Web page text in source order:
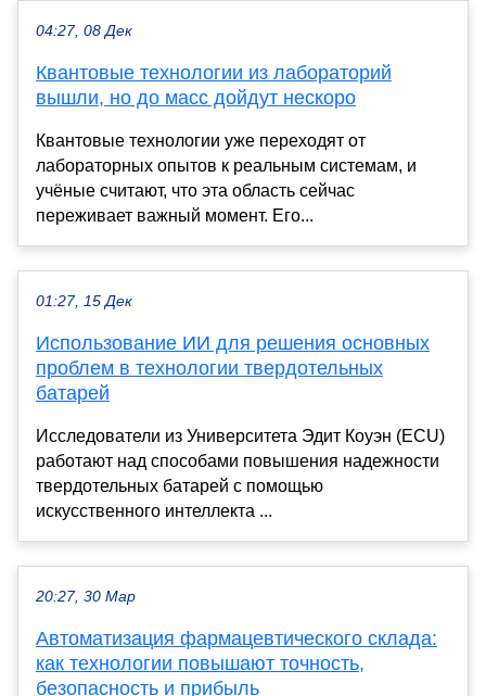
04:27, 08 Дек
Квантовые технологии из лабораторий
вышли, но до масс дойдут нескоро
Квантовые технологии уже переходят от
лабораторных опытов к реальным системам, и
учёные считают, что эта область сейчас
переживает важный момент. Его...
01:27, 15 Дек
Использование ИИ для решения основных
проблем в технологии твердотельных
батарей
Исследователи из Университета Эдит Коуэн (ECU)
работают над способами повышения надежности
твердотельных батарей с помощью
искусственного интеллекта ...
20:27, 30 Мар
Автоматизация фармацевтического склада:
как технологии повышают точность,
безопасность и прибыль